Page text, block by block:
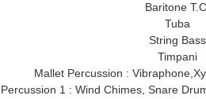
Baritone
Tuba
String Bass
Timpani
Mallet Percussion :
Percussion 1 : Wind Chimes, Snare